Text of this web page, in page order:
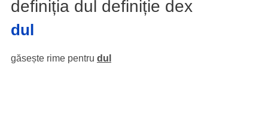
definiția dul definiție dex
dul
găsește rime pentru dul